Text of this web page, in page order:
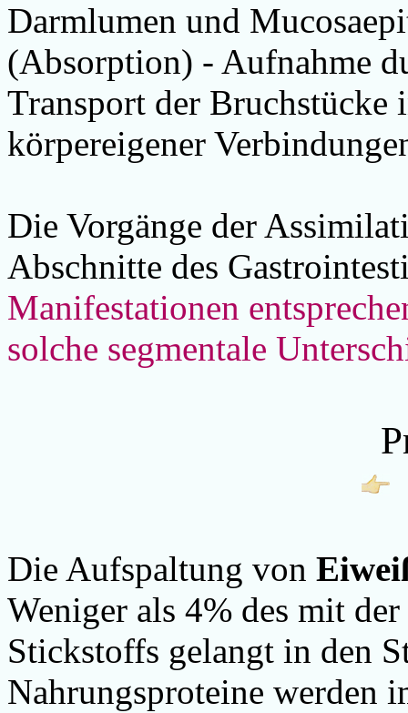
Darmlumen und
(Absorption) - Aufnahme
Transport der Bruchstücke
körpereigener
Die Vorgänge der
Abschnitte des
Manifestationen
solche segmentale
Die Aufspaltung von
Weniger als 4% des mit
Stickstoffs gelangt in den
Nahrungsproteine werden